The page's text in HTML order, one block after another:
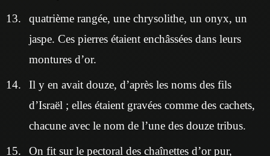
quatrième rangée, une chrysolithe, un onyx, un
jaspe. Ces pierres étaient enchâssées dans leurs
montures d’or.
Il y en avait douze, d’après les noms des fils
d’Israël ; elles étaient gravées comme des cachets,
chacune avec le nom de l’une des douze tribus.
On fit sur le pectoral des chaînettes d’or pur,